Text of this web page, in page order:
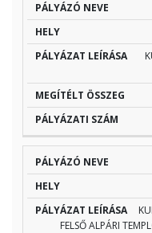
FELSŐ ALPÁRI